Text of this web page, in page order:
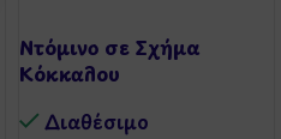
Ντόμινο σε Σχήμα
Κόκκαλου
Διαθέσιμo